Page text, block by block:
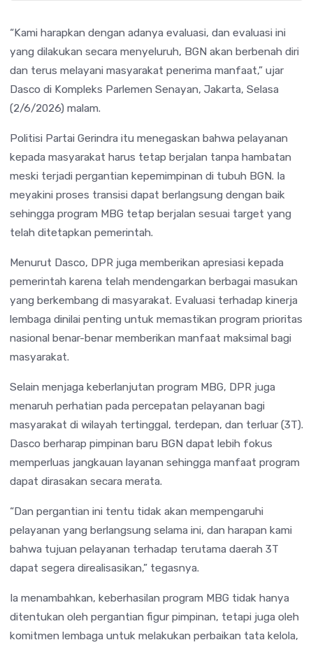
“Kami harapkan dengan adanya evaluasi, dan evaluasi ini
yang dilakukan secara menyeluruh, BGN akan berbenah diri
dan terus melayani masyarakat penerima manfaat,” ujar
Dasco di Kompleks Parlemen Senayan, Jakarta, Selasa
(2/6/2026) malam.
Politisi Partai Gerindra itu menegaskan bahwa pelayanan
kepada masyarakat harus tetap berjalan tanpa hambatan
meski terjadi pergantian kepemimpinan di tubuh BGN. Ia
meyakini proses transisi dapat berlangsung dengan baik
sehingga program MBG tetap berjalan sesuai target yang
telah ditetapkan pemerintah.
Menurut Dasco, DPR juga memberikan apresiasi kepada
pemerintah karena telah mendengarkan berbagai masukan
yang berkembang di masyarakat. Evaluasi terhadap kinerja
lembaga dinilai penting untuk memastikan program prioritas
nasional benar-benar memberikan manfaat maksimal bagi
masyarakat.
Selain menjaga keberlanjutan program MBG, DPR juga
menaruh perhatian pada percepatan pelayanan bagi
masyarakat di wilayah tertinggal, terdepan, dan terluar (3T).
Dasco berharap pimpinan baru BGN dapat lebih fokus
memperluas jangkauan layanan sehingga manfaat program
dapat dirasakan secara merata.
“Dan pergantian ini tentu tidak akan mempengaruhi
pelayanan yang berlangsung selama ini, dan harapan kami
bahwa tujuan pelayanan terhadap terutama daerah 3T
dapat segera direalisasikan,” tegasnya.
Ia menambahkan, keberhasilan program MBG tidak hanya
ditentukan oleh pergantian figur pimpinan, tetapi juga oleh
komitmen lembaga untuk melakukan perbaikan tata kelola,